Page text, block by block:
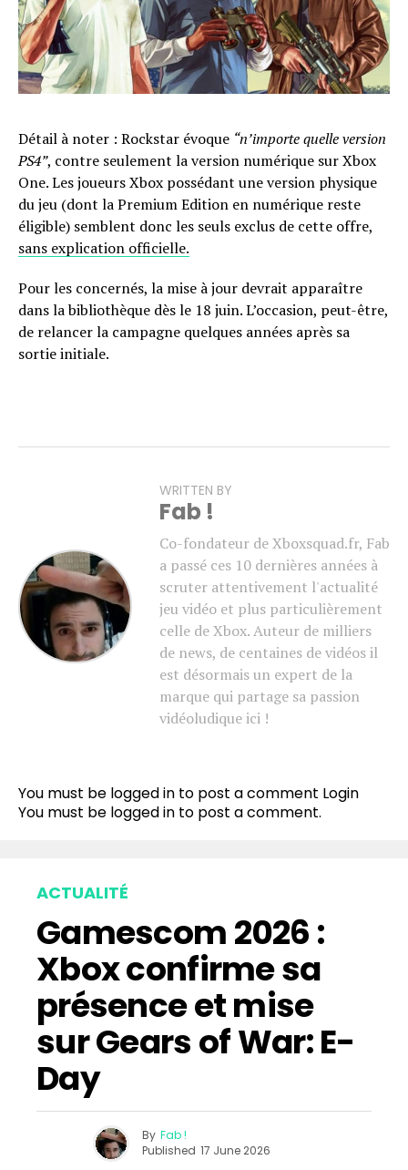
Détail à noter : Rockstar évoque “n’importe quelle version
PS4”, contre seulement la version numérique sur Xbox
One. Les joueurs Xbox possédant une version physique
du jeu (dont la Premium Edition en numérique reste
éligible) semblent donc les seuls exclus de cette offre,
sans explication officielle.
Pour les concernés, la mise à jour devrait apparaître
dans la bibliothèque dès le 18 juin. L’occasion, peut-être,
de relancer la campagne quelques années après sa
sortie initiale.
WRITTEN BY
Fab !
Co-fondateur de Xboxsquad.fr, Fab
a passé ces 10 dernières années à
scruter attentivement l'actualité
jeu vidéo et plus particulièrement
celle de Xbox. Auteur de milliers
de news, de centaines de vidéos il
est désormais un expert de la
marque qui partage sa passion
vidéoludique ici !
You must be logged in to post a comment Login
You must be logged in to post a comment.
ACTUALITÉ
Gamescom 2026 :
Xbox confirme sa
présence et mise
sur Gears of War: E-
Day
By Fab !
Published 17 June 2026